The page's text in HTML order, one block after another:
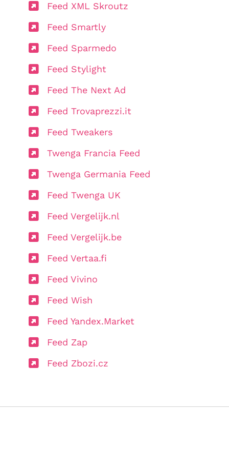
Feed XML Skroutz
Feed Smartly
Feed Sparmedo
Feed Stylight
Feed The Next Ad
Feed Trovaprezzi.it
Feed Tweakers
Twenga Francia Feed
Twenga Germania Feed
Feed Twenga UK
Feed Vergelijk.nl
Feed Vergelijk.be
Feed Vertaa.fi
Feed Vivino
Feed Wish
Feed Yandex.Market
Feed Zap
Feed Zbozi.cz